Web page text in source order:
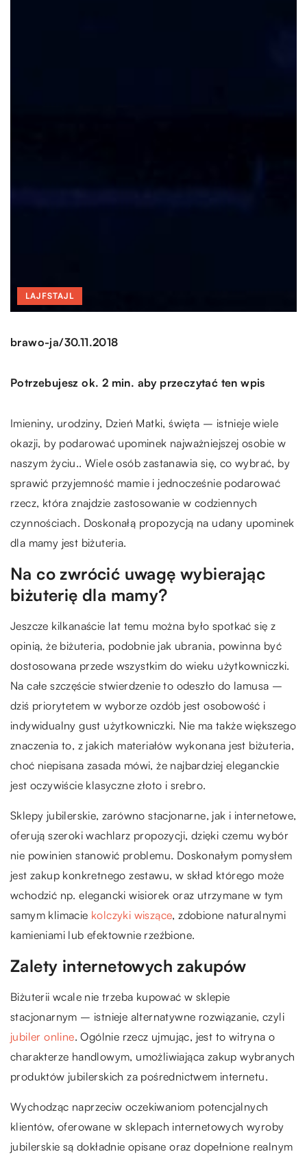
LAJFSTAJL
brawo-ja/30.11.2018
Potrzebujesz ok. 2 min. aby przeczytać ten wpis
Imieniny, urodziny, Dzień Matki, święta – istnieje wiele
okazji, by podarować upominek najważniejszej osobie w
naszym życiu.. Wiele osób zastanawia się, co wybrać, by
sprawić przyjemność mamie i jednocześnie podarować
rzecz, która znajdzie zastosowanie w codziennych
czynnościach. Doskonałą propozycją na udany upominek
dla mamy jest biżuteria.
Na co zwrócić uwagę wybierając
biżuterię dla mamy?
Jeszcze kilkanaście lat temu można było spotkać się z
opinią, że biżuteria, podobnie jak ubrania, powinna być
dostosowana przede wszystkim do wieku użytkowniczki.
Na całe szczęście stwierdzenie to odeszło do lamusa –
dziś priorytetem w wyborze ozdób jest osobowość i
indywidualny gust użytkowniczki. Nie ma także większego
znaczenia to, z jakich materiałów wykonana jest biżuteria,
choć niepisana zasada mówi, że najbardziej eleganckie
jest oczywiście klasyczne złoto i srebro.
Sklepy jubilerskie, zarówno stacjonarne, jak i internetowe,
oferują szeroki wachlarz propozycji, dzięki czemu wybór
nie powinien stanowić problemu. Doskonałym pomysłem
jest zakup konkretnego zestawu, w skład którego może
wchodzić np. elegancki wisiorek oraz utrzymane w tym
samym klimacie kolczyki wiszące, zdobione naturalnymi
kamieniami lub efektownie rzeźbione.
Zalety internetowych zakupów
Biżuterii wcale nie trzeba kupować w sklepie
stacjonarnym – istnieje alternatywne rozwiązanie, czyli
jubiler online. Ogólnie rzecz ujmując, jest to witryna o
charakterze handlowym, umożliwiająca zakup wybranych
produktów jubilerskich za pośrednictwem internetu.
Wychodząc naprzeciw oczekiwaniom potencjalnych
klientów, oferowane w sklepach internetowych wyroby
jubilerskie są dokładnie opisane oraz dopełnione realnym